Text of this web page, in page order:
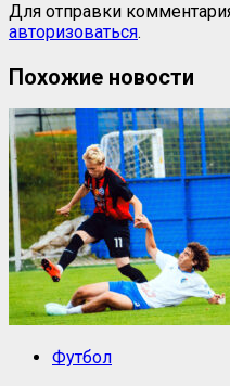
Для отправки
авторизоваться.
Похожие новости
Футбол